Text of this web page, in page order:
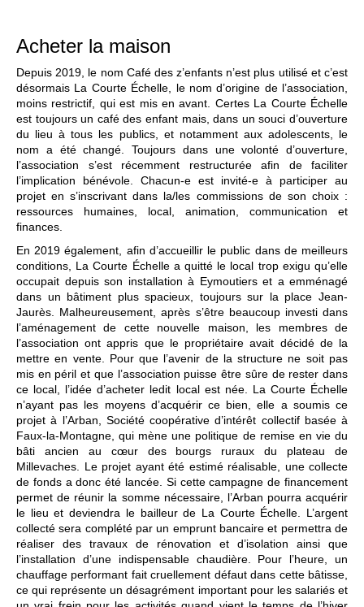
Acheter la maison
Depuis 2019, le nom Café des z’enfants n’est plus utilisé et c’est
désormais La Courte Échelle, le nom d’origine de l’association,
moins restrictif, qui est mis en avant. Certes La Courte Échelle
est toujours un café des enfant mais, dans un souci d’ouverture
du lieu à tous les publics, et notamment aux adolescents, le
nom a été changé. Toujours dans une volonté d’ouverture,
l’association s’est récemment restructurée afin de faciliter
l’implication bénévole. Chacun-e est invité-e à participer au
projet en s’inscrivant dans la/les commissions de son choix :
ressources humaines, local, animation, communication et
finances.
En 2019 également, afin d’accueillir le public dans de meilleurs
conditions, La Courte Échelle a quitté le local trop exigu qu’elle
occupait depuis son installation à Eymoutiers et a emménagé
dans un bâtiment plus spacieux, toujours sur la place Jean-
Jaurès. Malheureusement, après s’être beaucoup investi dans
l’aménagement de cette nouvelle maison, les membres de
l’association ont appris que le propriétaire avait décidé de la
mettre en vente. Pour que l’avenir de la structure ne soit pas
mis en péril et que l’association puisse être sûre de rester dans
ce local, l’idée d’acheter ledit local est née. La Courte Échelle
n’ayant pas les moyens d’acquérir ce bien, elle a soumis ce
projet à l’Arban, Société coopérative d’intérêt collectif basée à
Faux-la-Montagne, qui mène une politique de remise en vie du
bâti ancien au cœur des bourgs ruraux du plateau de
Millevaches. Le projet ayant été estimé réalisable, une collecte
de fonds a donc été lancée. Si cette campagne de financement
permet de réunir la somme nécessaire, l’Arban pourra acquérir
le lieu et deviendra le bailleur de La Courte Échelle. L’argent
collecté sera complété par un emprunt bancaire et permettra de
réaliser des travaux de rénovation et d’isolation ainsi que
l’installation d’une indispensable chaudière. Pour l’heure, un
chauffage performant fait cruellement défaut dans cette bâtisse,
ce qui représente un désagrément important pour les salariés et